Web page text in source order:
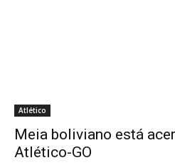
Atlético
Meia boliviano está
Atlético-GO